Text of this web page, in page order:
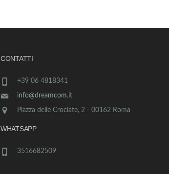
CONTATTI
+39 06 4818341
info@dreamcom.it
Piazza delle Crociate, 2 - 00162 Roma
WHATSAPP
3516682509